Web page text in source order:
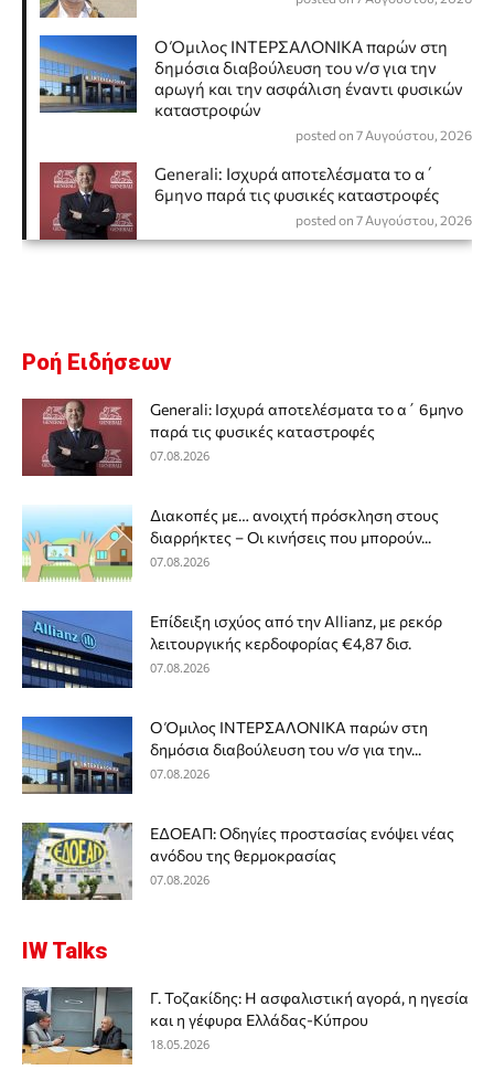
Ο Όμιλος ΙΝΤΕΡΣΑΛΟΝΙΚΑ παρών στη
δημόσια διαβούλευση του ν/σ για την
αρωγή και την ασφάλιση έναντι φυσικών
καταστροφών
posted on 7 Αυγούστου, 2026
Generali: Ισχυρά αποτελέσματα το α΄
6μηνο παρά τις φυσικές καταστροφές
posted on 7 Αυγούστου, 2026
Ροή Ειδήσεων
Generali: Ισχυρά αποτελέσματα το α΄ 6μηνο
παρά τις φυσικές καταστροφές
07.08.2026
Διακοπές με… ανοιχτή πρόσκληση στους
διαρρήκτες – Οι κινήσεις που μπορούν...
07.08.2026
Επίδειξη ισχύος από την Allianz, με ρεκόρ
λειτουργικής κερδοφορίας €4,87 δισ.
07.08.2026
Ο Όμιλος ΙΝΤΕΡΣΑΛΟΝΙΚΑ παρών στη
δημόσια διαβούλευση του ν/σ για την...
07.08.2026
ΕΔΟΕΑΠ: Οδηγίες προστασίας ενόψει νέας
ανόδου της θερμοκρασίας
07.08.2026
IW Talks
Γ. Τοζακίδης: Η ασφαλιστική αγορά, η ηγεσία
και η γέφυρα Ελλάδας-Κύπρου
18.05.2026